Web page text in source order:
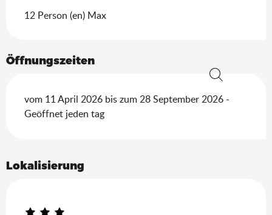
12 Person (en) Max
Öffnungszeiten
vom 11 April 2026 bis zum 28 September 2026 -
Geöffnet jeden tag
Lokalisierung